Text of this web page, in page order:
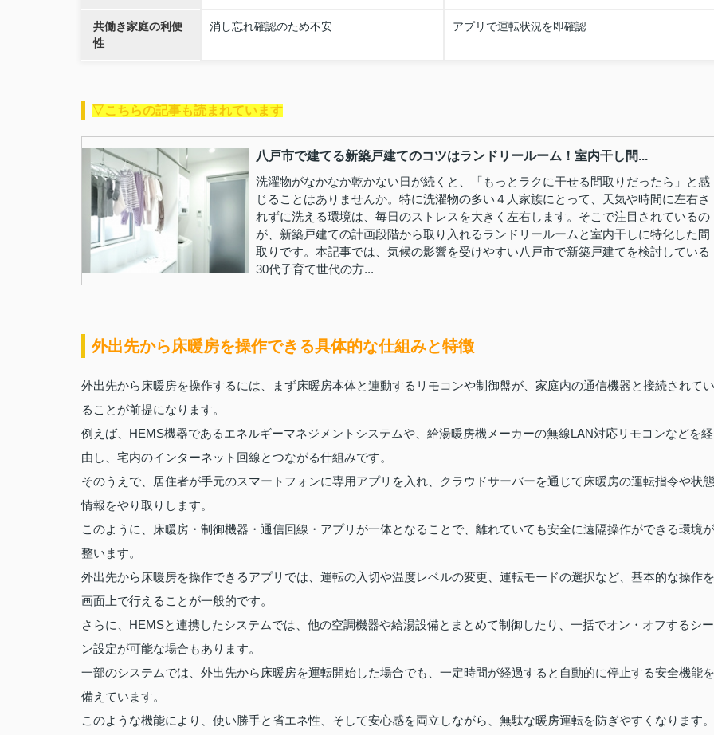
共働き家庭の利便
性
消し忘れ確認のため不安 アプリで運転状況を即確認
▽こちらの記事も読まれています
八戸市で建てる新築戸建てのコツはランドリールーム！室内干し間...
洗濯物がなかなか乾かない日が続くと、「もっとラクに干せる間取りだったら」と感
じることはありませんか。特に洗濯物の多い４人家族にとって、天気や時間に左右さ
れずに洗える環境は、毎日のストレスを大きく左右します。そこで注目されているの
が、新築戸建ての計画段階から取り入れるランドリールームと室内干しに特化した間
取りです。本記事では、気候の影響を受けやすい八戸市で新築戸建てを検討している
30代子育て世代の方...
外出先から床暖房を操作できる具体的な仕組みと特徴
外出先から床暖房を操作するには、まず床暖房本体と連動するリモコンや制御盤が、家庭内の通信機器と接続されてい
ることが前提になります。
例えば、HEMS機器であるエネルギーマネジメントシステムや、給湯暖房機メーカーの無線LAN対応リモコンなどを経
由し、宅内のインターネット回線とつながる仕組みです。
そのうえで、居住者が手元のスマートフォンに専用アプリを入れ、クラウドサーバーを通じて床暖房の運転指令や状態
情報をやり取りします。
このように、床暖房・制御機器・通信回線・アプリが一体となることで、離れていても安全に遠隔操作ができる環境が
整います。
外出先から床暖房を操作できるアプリでは、運転の入切や温度レベルの変更、運転モードの選択など、基本的な操作を
画面上で行えることが一般的です。
さらに、HEMSと連携したシステムでは、他の空調機器や給湯設備とまとめて制御したり、一括でオン・オフするシー
ン設定が可能な場合もあります。
一部のシステムでは、外出先から床暖房を運転開始した場合でも、一定時間が経過すると自動的に停止する安全機能を
備えています。
このような機能により、使い勝手と省エネ性、そして安心感を両立しながら、無駄な暖房運転を防ぎやすくなります。